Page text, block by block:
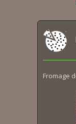
Fromage